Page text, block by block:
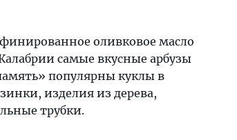
оливковое масло
самые вкусные арбузы
популярны куклы в
изделия из дерева,
трубки.